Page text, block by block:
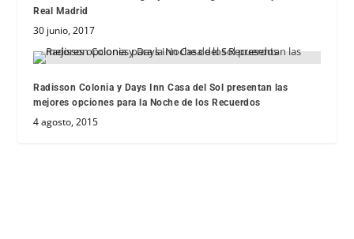
Real Madrid
30 junio, 2017
Radisson Colonia y Days Inn Casa del Sol presentan las
mejores opciones para la Noche de los Recuerdos
4 agosto, 2015